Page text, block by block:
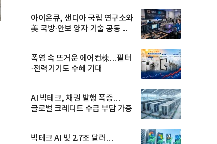
아이온큐, 샌디아 국립 연구소와
美 국방·안보 양자 기술 공동 ...
폭염 속 뜨거운 에어컨株…필터
·전력기기도 수혜 기대
AI 빅테크, 채권 발행 폭증…
글로벌 크레디트 수급 부담 가중
빅테크 AI 빚 2.7조 달러…